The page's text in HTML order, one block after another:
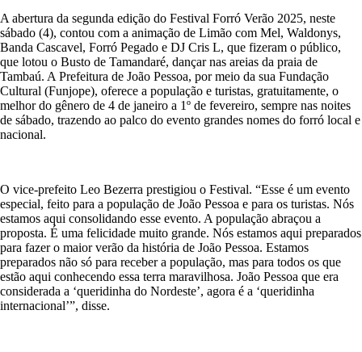
A abertura da segunda edição do Festival Forró Verão 2025, neste
sábado (4), contou com a animação de Limão com Mel, Waldonys,
Banda Cascavel, Forró Pegado e DJ Cris L, que fizeram o público,
que lotou o Busto de Tamandaré, dançar nas areias da praia de
Tambaú. A Prefeitura de João Pessoa, por meio da sua Fundação
Cultural (Funjope), oferece a população e turistas, gratuitamente, o
melhor do gênero de 4 de janeiro a 1º de fevereiro, sempre nas noites
de sábado, trazendo ao palco do evento grandes nomes do forró local e
nacional.
O vice-prefeito Leo Bezerra prestigiou o Festival. “Esse é um evento
especial, feito para a população de João Pessoa e para os turistas. Nós
estamos aqui consolidando esse evento. A população abraçou a
proposta. É uma felicidade muito grande. Nós estamos aqui preparados
para fazer o maior verão da história de João Pessoa. Estamos
preparados não só para receber a população, mas para todos os que
estão aqui conhecendo essa terra maravilhosa. João Pessoa que era
considerada a ‘queridinha do Nordeste’, agora é a ‘queridinha
internacional’”, disse.